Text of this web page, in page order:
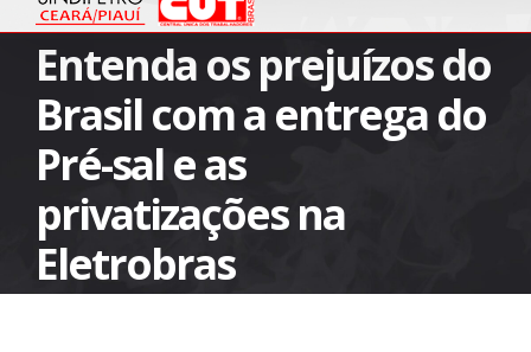
Entenda os prejuízos do
Brasil com a entrega do
Pré-sal e as
privatizações na
Eletrobras